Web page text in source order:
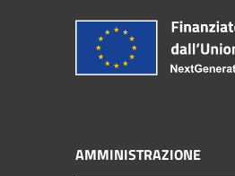
AMMINISTRAZIONE